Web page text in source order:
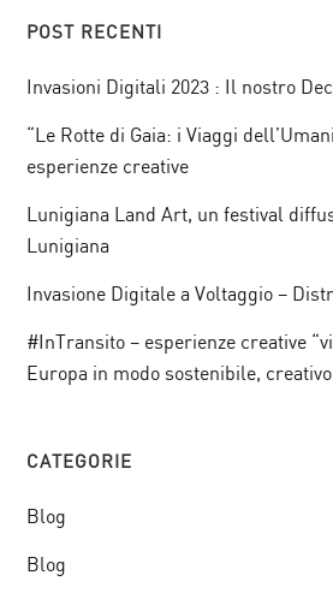
POST RECENTI
Invasioni Digitali 2023 : Il nostro
“Le Rotte di Gaia: i Viaggi
esperienze creative
Lunigiana Land Art, un festival
Lunigiana
Invasione Digitale a Voltaggio –
#InTransito – esperienze creative
Europa in modo sostenibile,
CATEGORIE
Blog
Blog